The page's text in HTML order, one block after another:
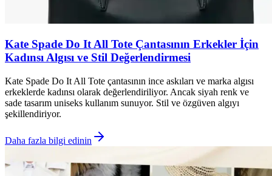
Kate Spade Do It All Tote Çantasının Erkekler İçin
Kadınsı Algısı ve Stil Değerlendirmesi
Kate Spade Do It All Tote çantasının ince askıları ve marka algısı
erkeklerde kadınsı olarak değerlendiriliyor. Ancak siyah renk ve
sade tasarım uniseks kullanım sunuyor. Stil ve özgüven algıyı
şekillendiriyor.
Daha fazla bilgi edinin